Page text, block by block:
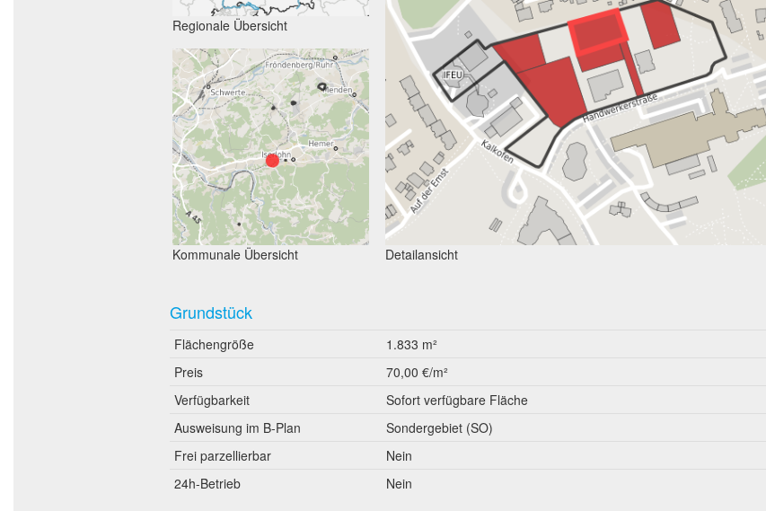
Regionale Übersicht
Kommunale Übersicht Detailansicht
Grundstück
Flächengröße
1.833 m²
Preis
70,00 €/m²
Verfügbarkeit
Sofort verfügbare Fläche
Ausweisung im B-Plan
Sondergebiet (SO)
Frei parzellierbar
Nein
24h-Betrieb
Nein